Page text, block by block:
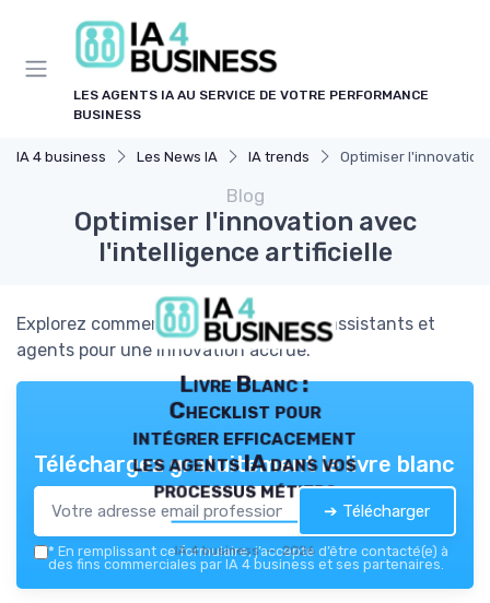
LES AGENTS IA AU SERVICE DE VOTRE PERFORMANCE
BUSINESS
IA 4 business Les News IA IA trends Optimiser
Blog
Optimiser l'innovation avec
l'intelligence artificielle
Explorez comment l'IA transforme les assistants et
agents pour une innovation accrue.
Livre Blanc :
Checklist pour
intégrer efficacement
les agents IA dans vos
processus métiers
IA 4 business — 2026
Téléchargez gratuitement le livre blanc
➔ Télécharger
* En remplissant ce formulaire, j’accepte d’être contacté(e) à
des fins commerciales par IA 4 business et ses partenaires.